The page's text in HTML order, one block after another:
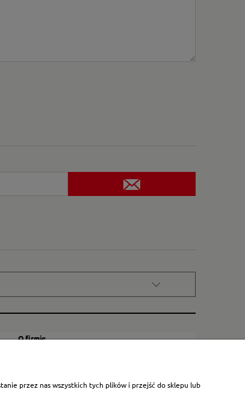
O firmie
Blog
przez nas wszystkich tych plików i przejść do sklepu lub